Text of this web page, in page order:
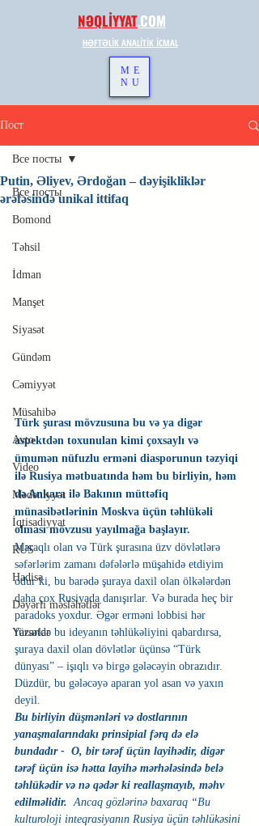
NƏQLİYYAT.COM
HƏFTƏLİK ANALİTİK İCMAL
ME
NU
Пост
Все посты
Bomond
Təhsil
İdman
Manşet
Siyasət
Gündəm
Cəmiyyət
Müsahibə
Avto
Video
Mədəniyyət
İqtisadiyyat
RUS
Hadisə
Dəyərli məsləhətlər
Yazarlar
Все посты
Putin, Əliyev, Ərdoğan – dəyişikliklər
ərəfəsində unikal ittifaq
Türk şurası mövzusuna bu və ya digər
aspektdən toxunulan kimi çoxsaylı və
ümumən nüfuzlu erməni diasporunun təzyiqi
ilə Rusiya mətbuatında həm bu birliyin, həm
də Ankara ilə Bakının müttəfiq
münasibətlərinin Moskva üçün təhlükəli
olması mövzusu yayılmağa başlayır.
Maraqlı olan və Türk şurasına üzv dövlətlərə
səfərlərim zamanı dəfələrlə müşahidə etdiyim
odur ki, bu barədə şuraya daxil olan ölkələrdən
daha çox Rusiyada danışırlar. Və burada heç bir
paradoks yoxdur. Əgər erməni lobbisi hər
fürsətdə bu ideyanın təhlükəliyini qabardırsa,
şuraya daxil olan dövlətlər üçünsə “Türk
dünyası” – işıqlı və birgə gələcəyin obrazıdır.
Düzdür, bu gələcəyə aparan yol asan və yaxın
deyil.
Bu birliyin düşmənləri və dostlarının
yanaşmalarındakı prinsipial fərq də elə
bundadır -  O, bir tərəf üçün layihədir, digər
tərəf üçün isə hətta layihə mərhələsində belə
təhlükədir və nə qədər ki reallaşmayıb, məhv
edilməlidir. Ancaq gözlərinə baxaraq “Bu
kulturoloji inteqrasiyanın Rusiya üçün təhlükəsini